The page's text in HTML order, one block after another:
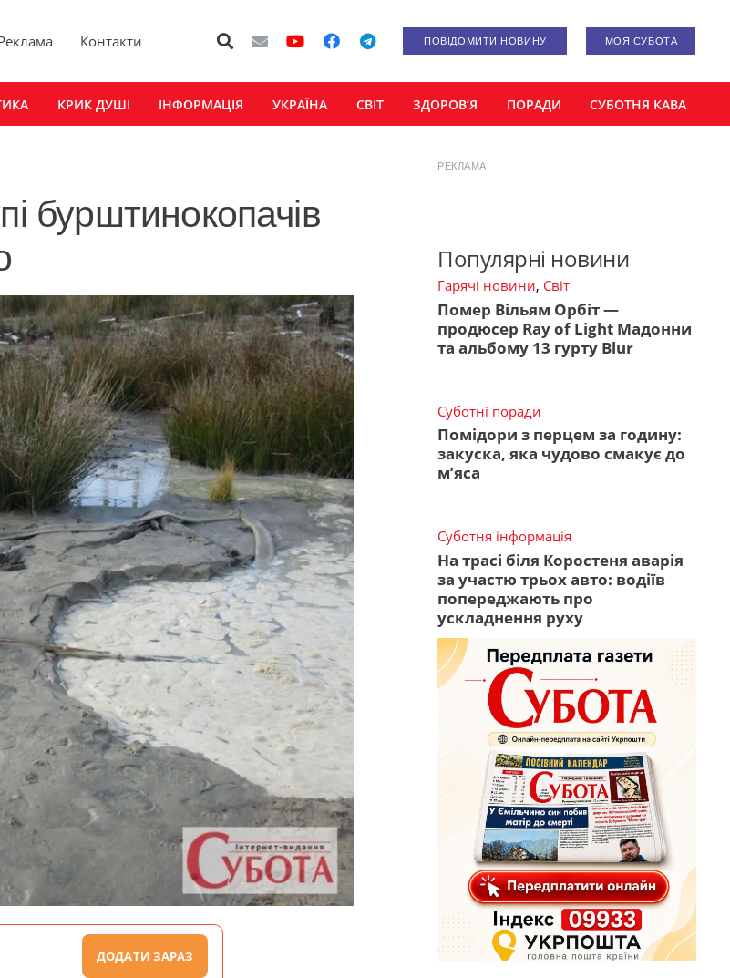
Контакти ПОВІДОМИТИ НОВИНУ МОЯ СУБОТА
КРИК ДУШІ ІНФОРМАЦІЯ УКРАЇНА СВІТ ЗДОРОВ’Я ПОРАДИ СУБОТНЯ КАВА
бурштинокопачів
ДОДАТИ ЗАРАЗ
РЕКЛАМА
Популярні новини
Гарячі новини, Світ
Помер Вільям Орбіт —
продюсер Ray of Light Мадонни
та альбому 13 гурту Blur
Суботні поради
Помідори з перцем за годину:
закуска, яка чудово смакує до
м’яса
Суботня інформація
На трасі біля Коростеня аварія
за участю трьох авто: водіїв
попереджають про
ускладнення руху